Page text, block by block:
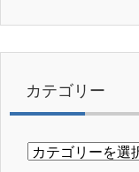
カテゴリー
カ